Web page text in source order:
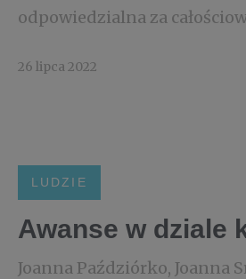
odpowiedzialna za
26 lipca 2022
LUDZIE
Awanse w dziale
Joanna Paździórko, Joanna